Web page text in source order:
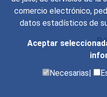
comercio electrónico,
datos estadísticos de
Aceptar
Necesarias|